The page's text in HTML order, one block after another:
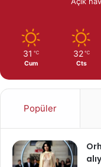
31 ℃
Cum
32 ℃
Cts
Popüler